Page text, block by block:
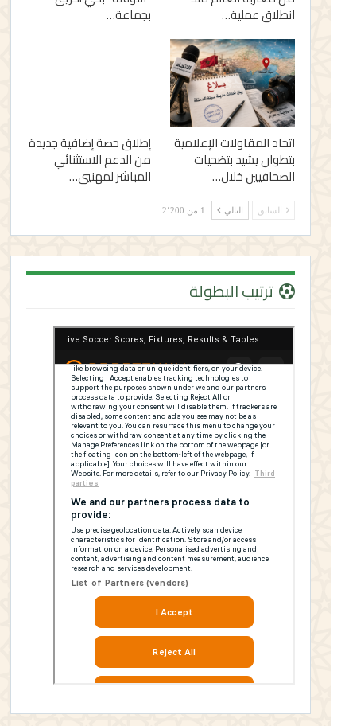
انطلاق عملية… بجماعة…
اتحاد المقاولات الإعلامية
بتطوان يشيد بتضحيات
الصحافيين خلال…
إطلاق حصة إضافية جديدة
من الدعم الاستثنائي
المباشر لمهنيي…
السابق التالي 1 من 2٬200
ترتيب البطولة